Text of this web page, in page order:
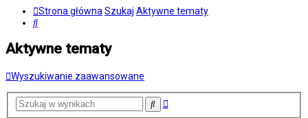
Strona główna Szukaj Aktywne tematy
Szukaj
Aktywne tematy
Wyszukiwanie zaawansowane
SzukajWyszukiwanie